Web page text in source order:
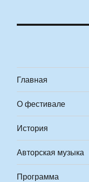
Главная
О фестивале
История
Авторская музыка
Программа